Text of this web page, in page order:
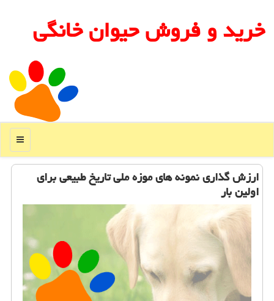
خرید و فروش حیوان خانگی
منو
ارزش گذاری نمونه های موزه ملی تاریخ طبیعی برای
اولین بار